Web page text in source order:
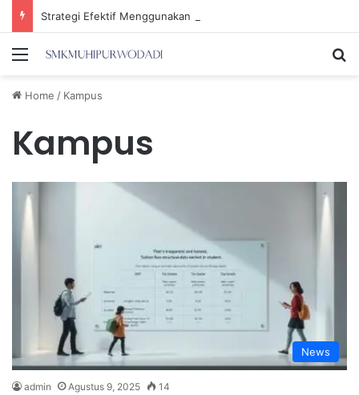
Menu
Home / Kampus
Kampus
News
admin Agustus 9, 2025 14